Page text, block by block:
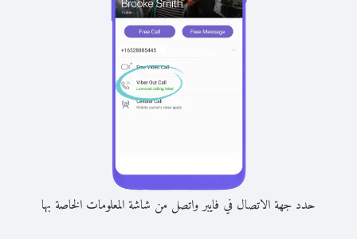
حدد جهة الاتصال في فايبر واتصل من شاشة المعلومات الخاصة بها